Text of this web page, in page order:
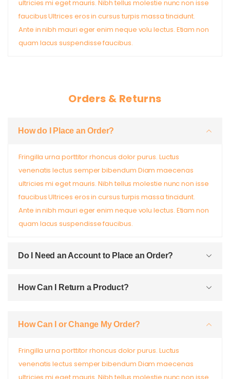
ultricies mi eget mauris. Nibh tellus molestie nunc non isse
faucibus Ultrices eros in cursus turpis massa tincidunt.
Ante in nibh mauri eger enim neque volu lectus. Etiam non
quam lacus suspendisse faucibus.
Orders & Returns
How do I Place an Order?
Fringilla urna porttitor rhoncus dolor purus. Luctus
venenatis lectus semper bibendum Diam maecenas
ultricies mi eget mauris. Nibh tellus molestie nunc non isse
faucibus Ultrices eros in cursus turpis massa tincidunt.
Ante in nibh mauri eger enim neque volu lectus. Etiam non
quam lacus suspendisse faucibus.
Do I Need an Account to Place an Order?
How Can I Return a Product?
How Can I or Change My Order?
Fringilla urna porttitor rhoncus dolor purus. Luctus
venenatis lectus semper bibendum Diam maecenas